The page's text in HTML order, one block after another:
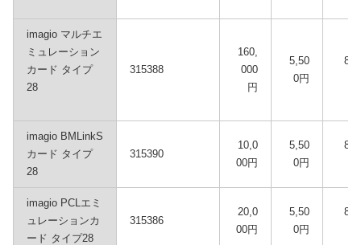
imagio マルチエ
ミュレーション
カード タイプ
28
315388
160,
000
円
5,50
0円
800
imagio BMLinkS
カード タイプ
28
315390
10,0
00円
5,50
0円
800
imagio PCLエミ
ュレーションカ
ード タイプ28
315386
20,0
00円
5,50
0円
800